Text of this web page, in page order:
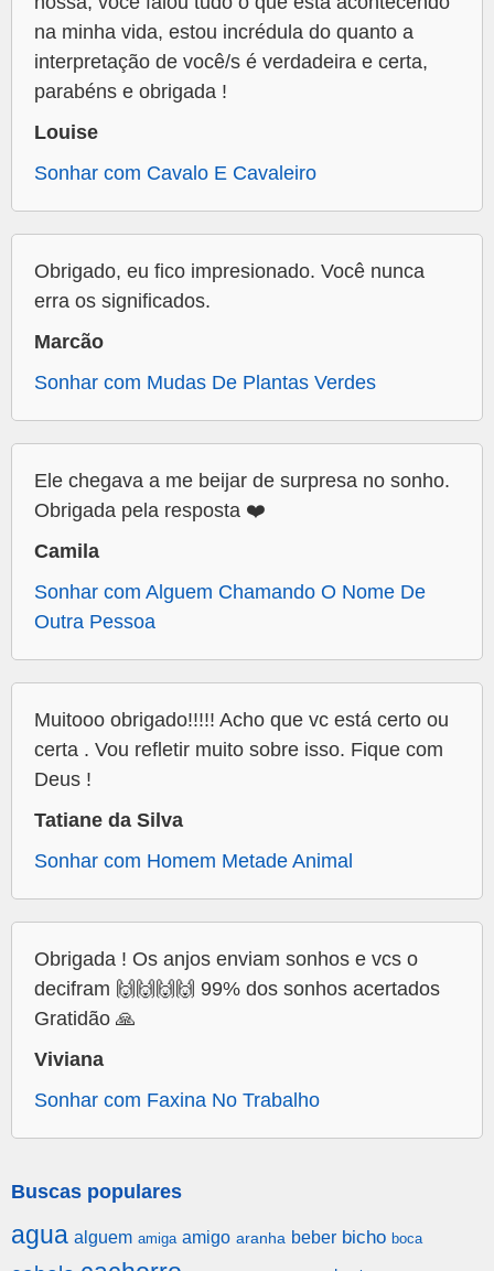
na minha vida, estou incrédula do quanto a
interpretação de você/s é verdadeira e certa,
parabéns e obrigada !
Louise
Sonhar com Cavalo E Cavaleiro
Obrigado, eu fico impresionado. Você nunca
erra os significados.
Marcão
Sonhar com Mudas De Plantas Verdes
Ele chegava a me beijar de surpresa no sonho.
Obrigada pela resposta ❤️
Camila
Sonhar com Alguem Chamando O Nome De
Outra Pessoa
Muitooo obrigado!!!!! Acho que vc está certo ou
certa . Vou refletir muito sobre isso. Fique com
Deus !
Tatiane da Silva
Sonhar com Homem Metade Animal
Obrigada ! Os anjos enviam sonhos e vcs o
decifram 🙌🙌🙌🙌 99% dos sonhos acertados
Gratidão 🙏
Viviana
Sonhar com Faxina No Trabalho
Buscas populares
agua alguem amiga amigo aranha beber bicho boca